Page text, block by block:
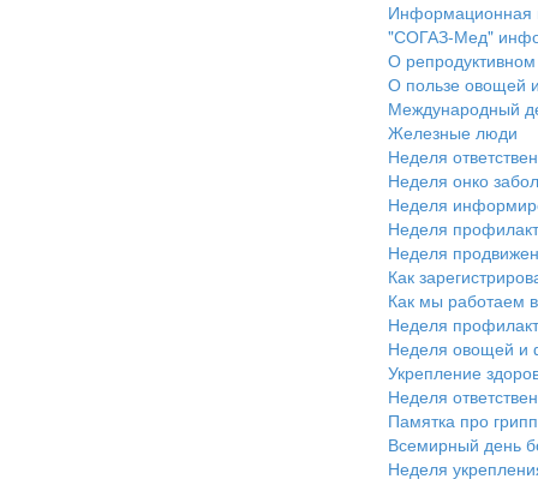
Информационная
"СОГАЗ-Мед"
О
О пользе овощей
Международный
Железные люди
Неделя
Неделя онко
Неделя
Неделя
Неделя
Как
Как мы работаем
Неделя
Неделя овощей и
Укрепление
Неделя
Памятка про грипп
Всемирный день
Неделя